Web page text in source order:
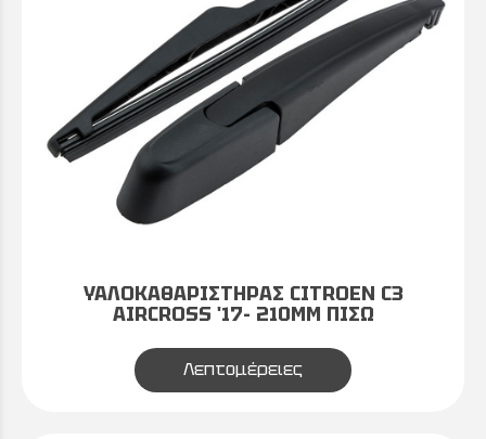
ΥΑΛΟΚΑΘΑΡΙΣΤΗΡΑΣ CITROEN C3
AIRCROSS '17- 210MM ΠΙΣΩ
Λεπτομέρειες